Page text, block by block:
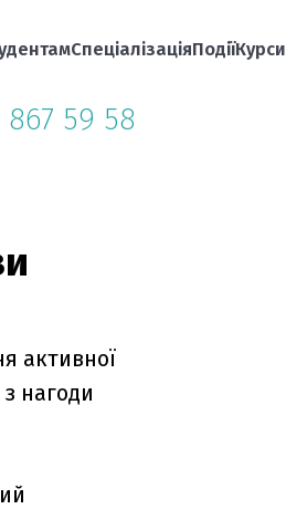
СпеціалізаціяПодіїКурси
867 59 58
активної
нагоди